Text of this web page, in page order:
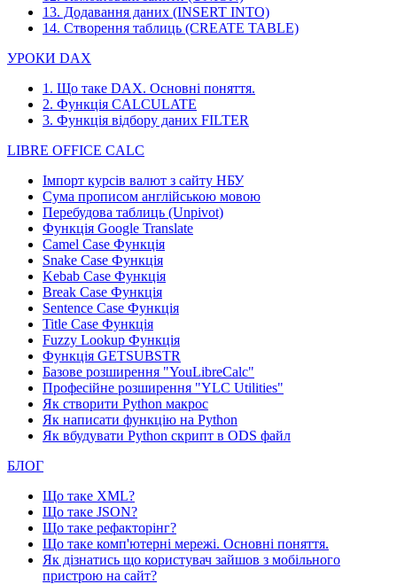
13. Додавання даних (INSERT INTO)
14. Створення таблиць (CREATE TABLE)
УРОКИ DAX
1. Що таке DAX. Основні поняття.
2. Функція CALCULATE
3. Функція відбору даних FILTER
LIBRE OFFICE CALC
Імпорт курсів валют з сайту НБУ
Сума прописом англійською мовою
Перебудова таблиць (Unpivot)
Функція Google Translate
Camel Case Функція
Snake Case Функція
Kebab Case Функція
Break Case Функція
Sentence Case Функція
Title Case Функція
Fuzzy Lookup Функція
Функція GETSUBSTR
Базове розширення "YouLibreCalc"
Професійне розширення "YLC Utilities"
Як створити Python макрос
Як написати функцію на Python
Як вбудувати Python скрипт в ODS файл
БЛОГ
Що таке XML?
Що таке JSON?
Що таке рефакторінг?
Що таке комп'ютерні мережі. Основні поняття.
Як дізнатись що користувач зайшов з мобільного
пристрою на сайт?